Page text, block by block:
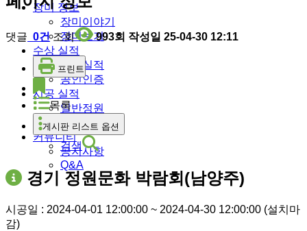
장미 정보
장미이야기
장미보기
수상 실적
수상실적
공인인증
시공 실적
일반정원
정부조달
커뮤니티
공지사항
Q&A
댓글 0건 조회 993회 작성일 25-04-30 12:11
프린트
목록
게시판 리스트 옵션
검색
경기 정원문화 박람회(남양주)
시공일 : 2024-04-01 12:00:00 ~ 2024-04-30 12:00:00 (설치마
감)